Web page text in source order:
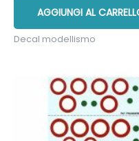
era:
€7,00.
è:
€5,00.
AGGIUNGI AL
Decal modellismo